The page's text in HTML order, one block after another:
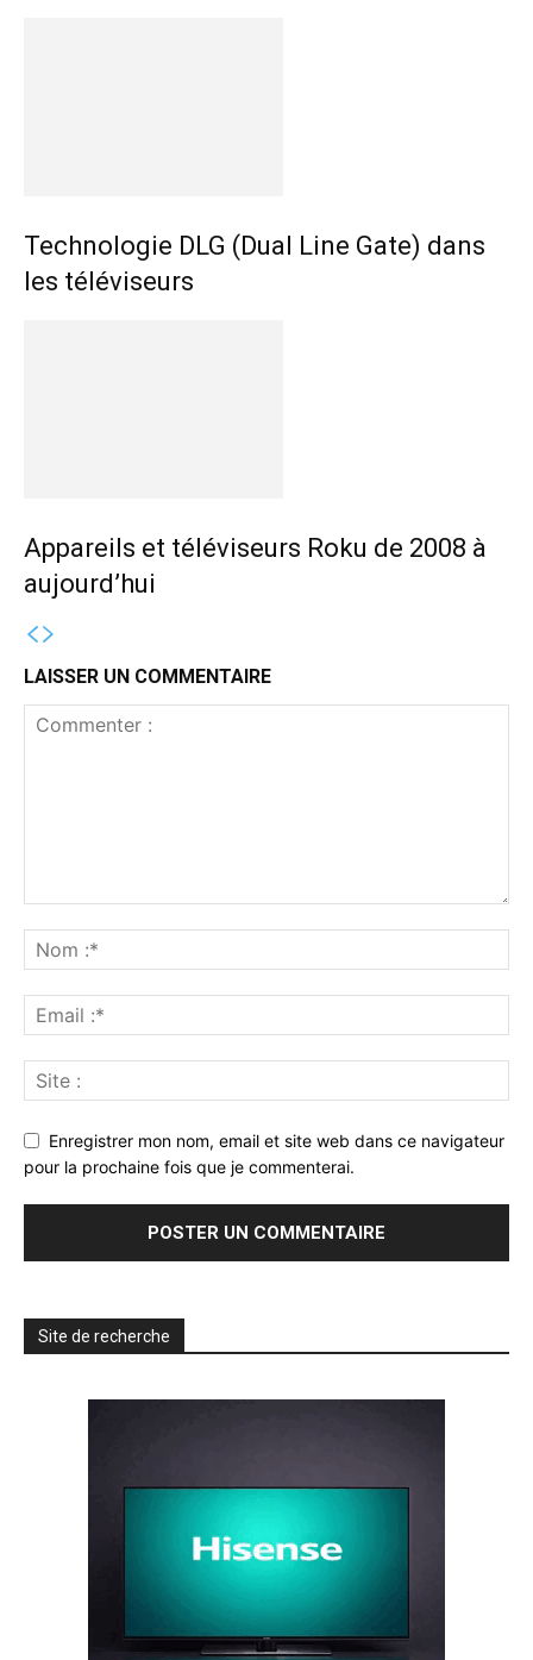
Technologie DLG (Dual Line Gate) dans
les téléviseurs
Appareils et téléviseurs Roku de 2008 à
aujourd’hui
LAISSER UN COMMENTAIRE
Enregistrer mon nom, email et site web dans ce navigateur
pour la prochaine fois que je commenterai.
Site de recherche